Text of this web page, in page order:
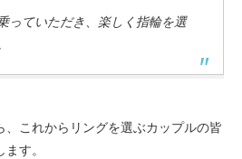
っていただき、楽しく指輪を選
これからリングを選ぶカップルの皆
す。